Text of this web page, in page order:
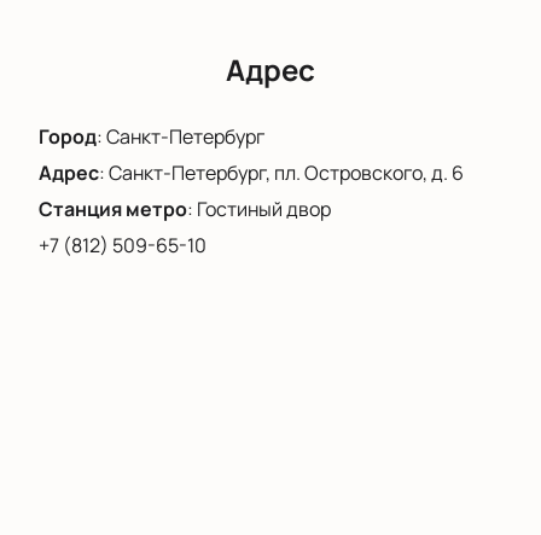
Адрес
Город:Санкт-Петербург
Адрес:Санкт-Петербург, пл. Островского, д. 6
Станция метро: Гостиный двор
+7 (812) 509-65-10